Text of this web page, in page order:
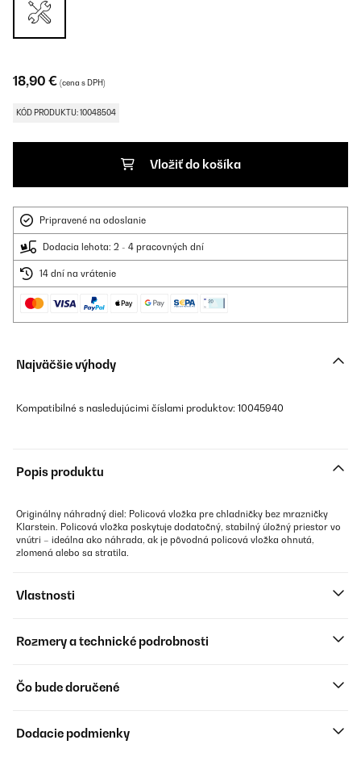
18,90 € (cena s DPH)
KÓD PRODUKTU: 10048504
Vložiť do košíka
Pripravené na odoslanie
Dodacia lehota: 2 - 4 pracovných dní
14 dní na vrátenie
Najväčšie výhody
Kompatibilné s nasledujúcimi číslami produktov: 10045940
Popis produktu
Originálny náhradný diel: Policová vložka pre chladničky bez mrazničky
Klarstein. Policová vložka poskytuje dodatočný, stabilný úložný priestor vo
vnútri – ideálna ako náhrada, ak je pôvodná policová vložka ohnutá,
zlomená alebo sa stratila.
Vlastnosti
Rozmery a technické podrobnosti
Čo bude doručené
Dodacie podmienky